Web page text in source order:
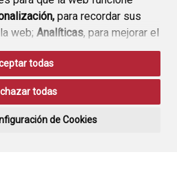
para recordar sus
web; Analíticas, para mejorar el
y sus servicios.
“Aceptar todas”
su uso. Si pulsa el botón
las cookies técnicas
todas
todas
de Cookies